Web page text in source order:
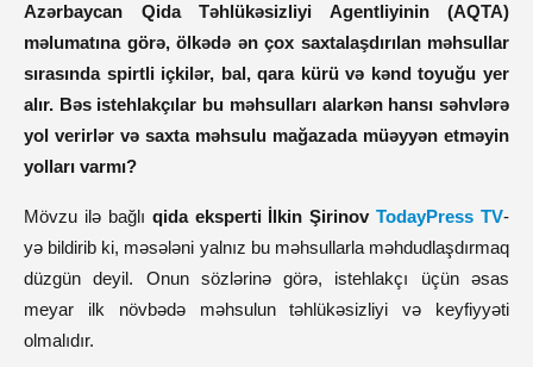
Azərbaycan Qida Təhlükəsizliyi Agentliyinin (AQTA)
məlumatına görə, ölkədə ən çox saxtalaşdırılan məhsullar
sırasında spirtli içkilər, bal, qara kürü və kənd toyuğu yer
alır. Bəs istehlakçılar bu məhsulları alarkən hansı səhvlərə
yol verirlər və saxta məhsulu mağazada müəyyən etməyin
yolları varmı?
Mövzu ilə bağlı qida eksperti İlkin ŞirinovTodayPress TV-
yə bildirib ki, məsələni yalnız bu məhsullarla məhdudlaşdırmaq
düzgün deyil. Onun sözlərinə görə, istehlakçı üçün əsas
meyar ilk növbədə məhsulun təhlükəsizliyi və keyfiyyəti
olmalıdır.